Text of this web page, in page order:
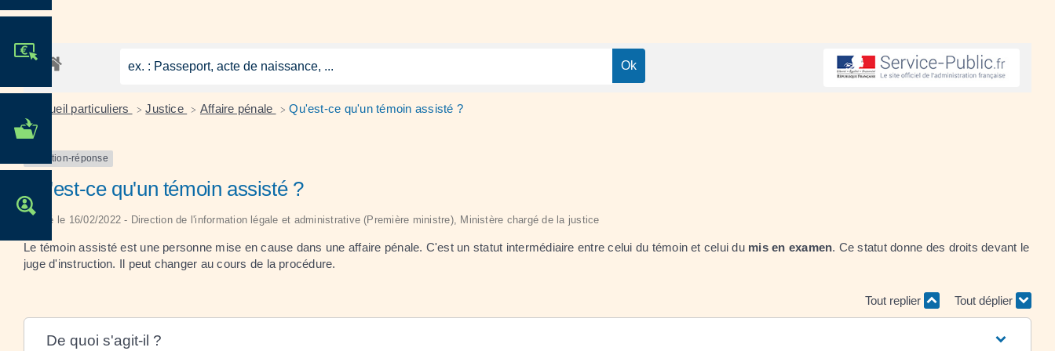
MES DÉMARCHES
OFFRES D'EMPLOI
Accueil particuliers > Justice > Affaire pénale > Qu'est-ce qu'un témoin assisté ?
Question-réponse
Qu'est-ce qu'un témoin assisté ?
Vérifié le 16/02/2022 - Direction de l'information légale et administrative (Première ministre), Ministère chargé de la justice
Le témoin assisté est une personne mise en cause dans une affaire pénale. C'est un statut intermédiaire entre celui du témoin et celui du mis en examen. Ce statut donne des droits devant le
juge d'instruction. Il peut changer au cours de la procédure.
Tout replier Tout déplier
De quoi s'agit-il ?